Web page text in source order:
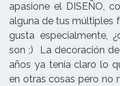
apasione el DISEÑO,
alguna de tus múltiples
gusta especialmente,
son ;) La decoración
años ya tenía claro lo
en otras cosas pero no